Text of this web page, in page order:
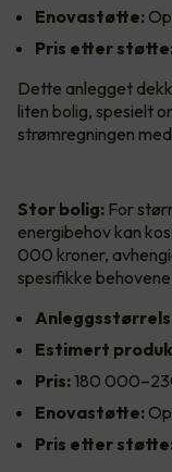
Enovastøtte:
Pris etter
Dette anlegget
liten bolig, spesielt
strømregningen
Stor bolig: For
energibehov kan
000 kroner,
spesifikke
Estimert
Pris:180
Enovastøtte:
Pris etter